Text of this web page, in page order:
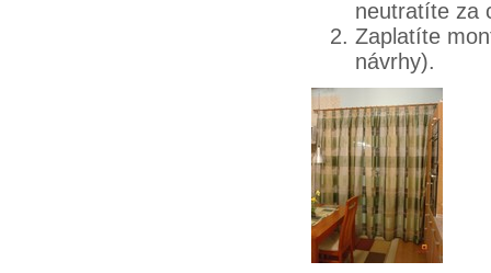
neutratíte za
Zaplatíte
návrhy).